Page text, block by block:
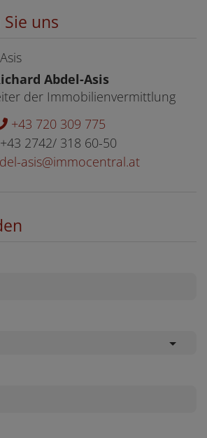
uns
Abdel-Asis
der Immobilienvermittlung
+43 720 309 775
+43 2742/ 318 60-50
asis@immocentral.at